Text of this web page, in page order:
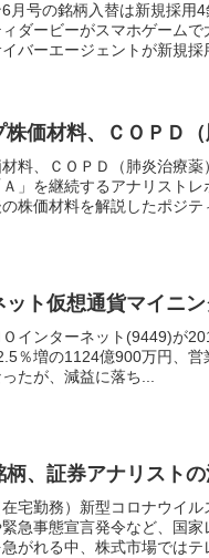
月号の銘柄入替は新規採用
ダービーがスマホゲーム
バーエージェントが新規採
価材料、ＣＯＰＤ
料、ＣＯＰＤ（肺炎治療
」を継続するアナリスト
株価材料を解説したポジテ
ット仮想通貨マイニ
インターネット(9449)が
％増の1124億900万円、
たが、減益に落ち...
、証券アナリスト
宅勤務）新型コロナウイ
急事態宣言発令など、国
急がれる中、株式市場では